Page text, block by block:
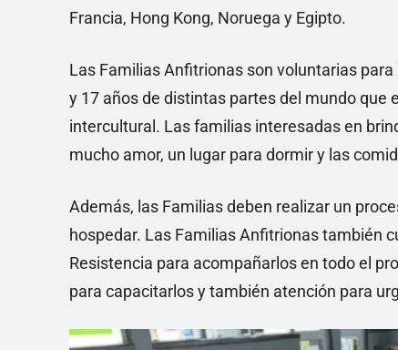
Francia, Hong Kong, Noruega y Egipto.
Las Familias Anfitrionas son voluntarias
y 17 años de distintas partes del mundo que
intercultural. Las familias interesadas en
mucho amor, un lugar para dormir y las
Además, las Familias deben realizar un
hospedar. Las Familias Anfitrionas también
Resistencia para acompañarlos en todo el
para capacitarlos y también atención para